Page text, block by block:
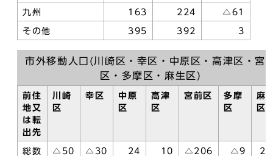
九州 163 224 △61
その他 395 392 3
市外移動人口(川崎区・幸区・中原区・高津区・宮
区・多摩区・麻生区)
前住
地又
は転
出先
川崎
区
幸区
中原
区
高津
区
宮前区
多摩
区
麻
区
総数 △50 △30 24 10 △206 △9